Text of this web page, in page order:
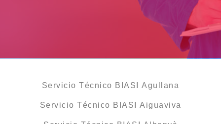
Servicio Técnico BIASI Agullana
Servicio Técnico BIASI Aiguaviva